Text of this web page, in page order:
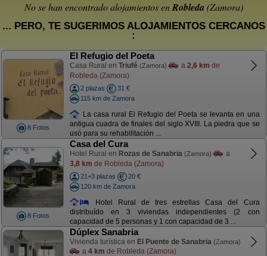
No se han encontrado alojamientos enRobleda (Zamora)
... PERO, TE SUGERIMOS ALOJAMIENTOS CERCANOS
:
8 Fotos
El Refugio del Poeta
Casa Rural en Triufé (Zamora) a 2,6 km de
Robleda (Zamora)
2 plazas
31 €
115 km de Zamora
La casa rural El Refugio del Poeta se levanta en una
antigua cuadra de finales del siglo XVIII. La piedra que se
usó para su rehabilitación ...
8 Fotos
Casa del Cura
Hotel Rural en Rozas de Sanabria (Zamora)
a
3,8 km de Robleda (Zamora)
21+3 plazas
20 €
120 km de Zamora
Hotel Rural de tres estrellas Casa del Cura
distribuído en 3 viviendas independientes (2 con
capacidad de 5 personas y 1 con capacidad de 3 ...
Dúplex Sanabria
Vivienda turística en El Puente de Sanabria (Zamora)
a 4 km de Robleda (Zamora)